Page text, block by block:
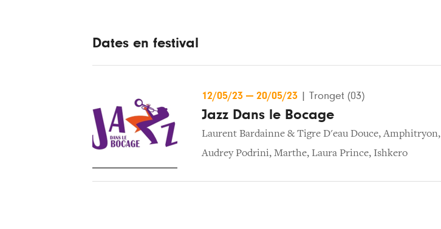
Dates en festival
12/05/23 — 20/05/23 Tronget (03)
Jazz Dans le Bocage
Laurent Bardainne & Tigre D'eau Douce,Amphitryon,
Audrey Podrini, Marthe, Laura Prince, Ishkero